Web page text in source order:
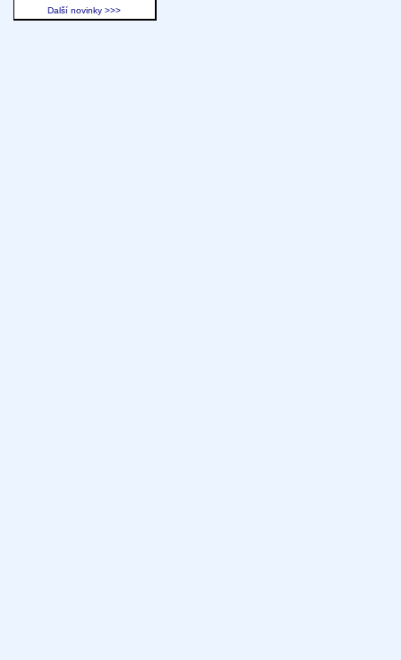
Další novinky >>>